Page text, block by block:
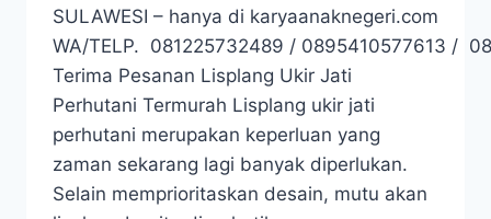
SULAWESI – hanya di karyaanaknegeri.com
WA/TELP. 081225732489 / 0895410577613 /
Terima Pesanan Lisplang Ukir Jati
Perhutani Termurah Lisplang ukir jati
perhutani merupakan keperluan yang
zaman sekarang lagi banyak diperlukan.
Selain memprioritaskan desain, mutu akan